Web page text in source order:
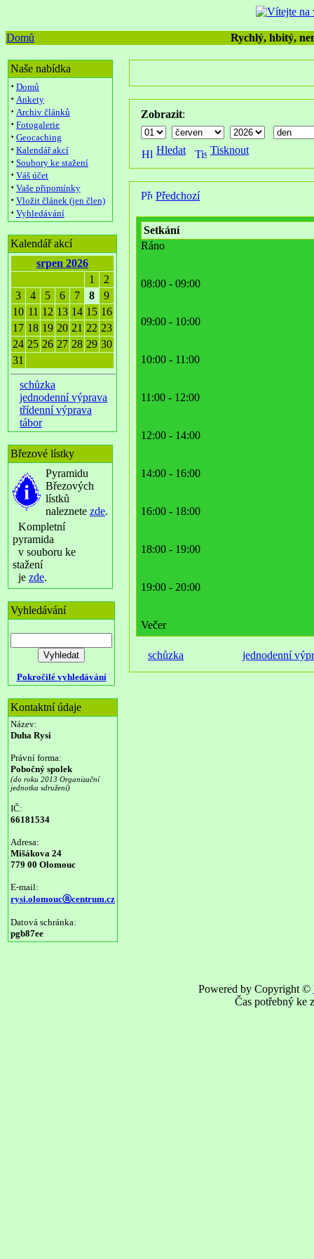
Domů Rychlý, hbitý,
Naše nabídka
· Domů
· Ankety
· Archiv článků
· Fotogalerie
· Geocaching
· Kalendář akcí
· Soubory ke stažení
· Váš účet
· Vaše připomínky
· Vložit článek (jen člen)
· Vyhledávání
Kalendář akcí
srpen 2026
1
2
3
4 5 6 7 8
9
10 11 12 13 14 15 16
17 18 19 20 21 22 23
24 25 26 27 28 29 30
31
schůzka
jednodenní výprava
třídenní výprava
tábor
Březové lístky
Pyramidu
Březových
lístků
naleznete zde.
Kompletní
pyramida
v souboru ke
stažení
je zde.
Vyhledávání
Pokročilé vyhledávání
Kontaktní údaje
Název:
Duha Rysi
Právní forma:
Pobočný spolek
(do roku 2013 Organizační
jednotka sdružení)
IČ:
66181534
Adresa:
Mišákova 24
779 00 Olomouc
E-mail:
rysi.olomoucⓐcentrum.cz
Datová schránka:
pgb87ee
Zobrazit:
Hledat Tisknout
Předchozí
Setkání
Ráno
08:00 - 09:00
09:00 - 10:00
10:00 - 11:00
11:00 - 12:00
12:00 - 14:00
14:00 - 16:00
16:00 - 18:00
18:00 - 19:00
19:00 - 20:00
Večer
schůzka jednodenní
Powered by Copyright ©
Čas potřebný ke